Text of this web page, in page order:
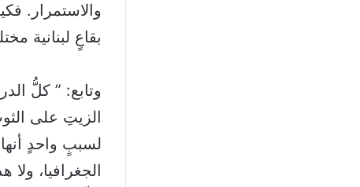
والاستمرار.
بقاعٍ لبنانية
وتابع: ” كلُّ
الزيتِ على
لسببٍ واحدٍ
الجغرافيا،